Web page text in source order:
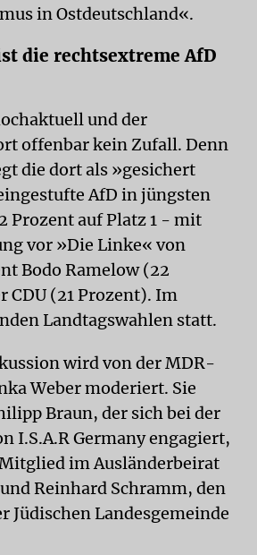
in Ostdeutschland«.
die rechtsextreme AfD
und der
offenbar kein Zufall. Denn
die dort als »gesichert
AfD in jüngsten
Prozent auf Platz 1 - mit
vor »Die Linke« von
Bodo Ramelow (22
CDU (21 Prozent). Im
Landtagswahlen statt.
wird von der MDR-
Weber moderiert. Sie
Braun, der sich bei der
I.S.A.R Germany engagiert,
im Ausländerbeirat
Reinhard Schramm, den
Jüdischen Landesgemeinde